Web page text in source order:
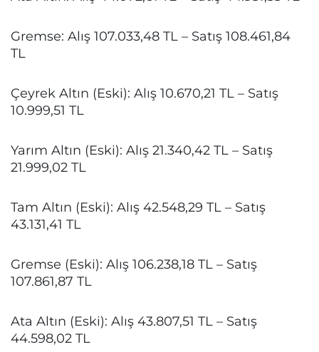
Gremse: Alış 107.033,48 TL – Satış 108.461,84
TL
Çeyrek Altın (Eski): Alış 10.670,21 TL – Satış
10.999,51 TL
Yarım Altın (Eski): Alış 21.340,42 TL – Satış
21.999,02 TL
Tam Altın (Eski): Alış 42.548,29 TL – Satış
43.131,41 TL
Gremse (Eski): Alış 106.238,18 TL – Satış
107.861,87 TL
Ata Altın (Eski): Alış 43.807,51 TL – Satış
44.598,02 TL